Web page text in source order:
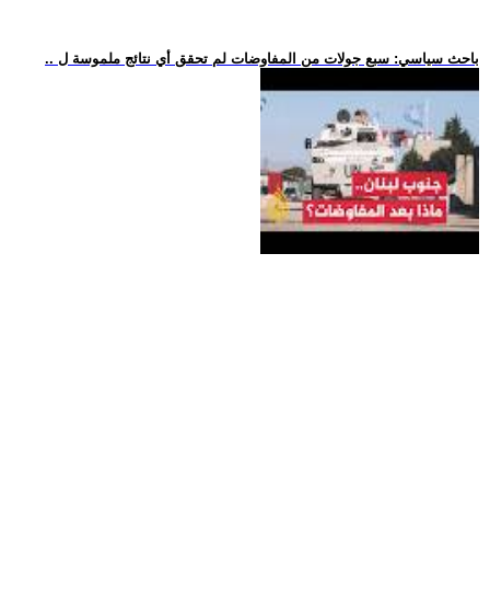
.. باحث سياسي: سبع جولات من المفاوضات لم تحقق أي نتائج ملموسة ل